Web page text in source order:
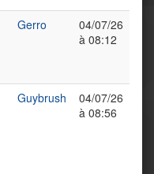
Gerro
04/07/26
à 08:12
Guybrush
04/07/26
à 08:56